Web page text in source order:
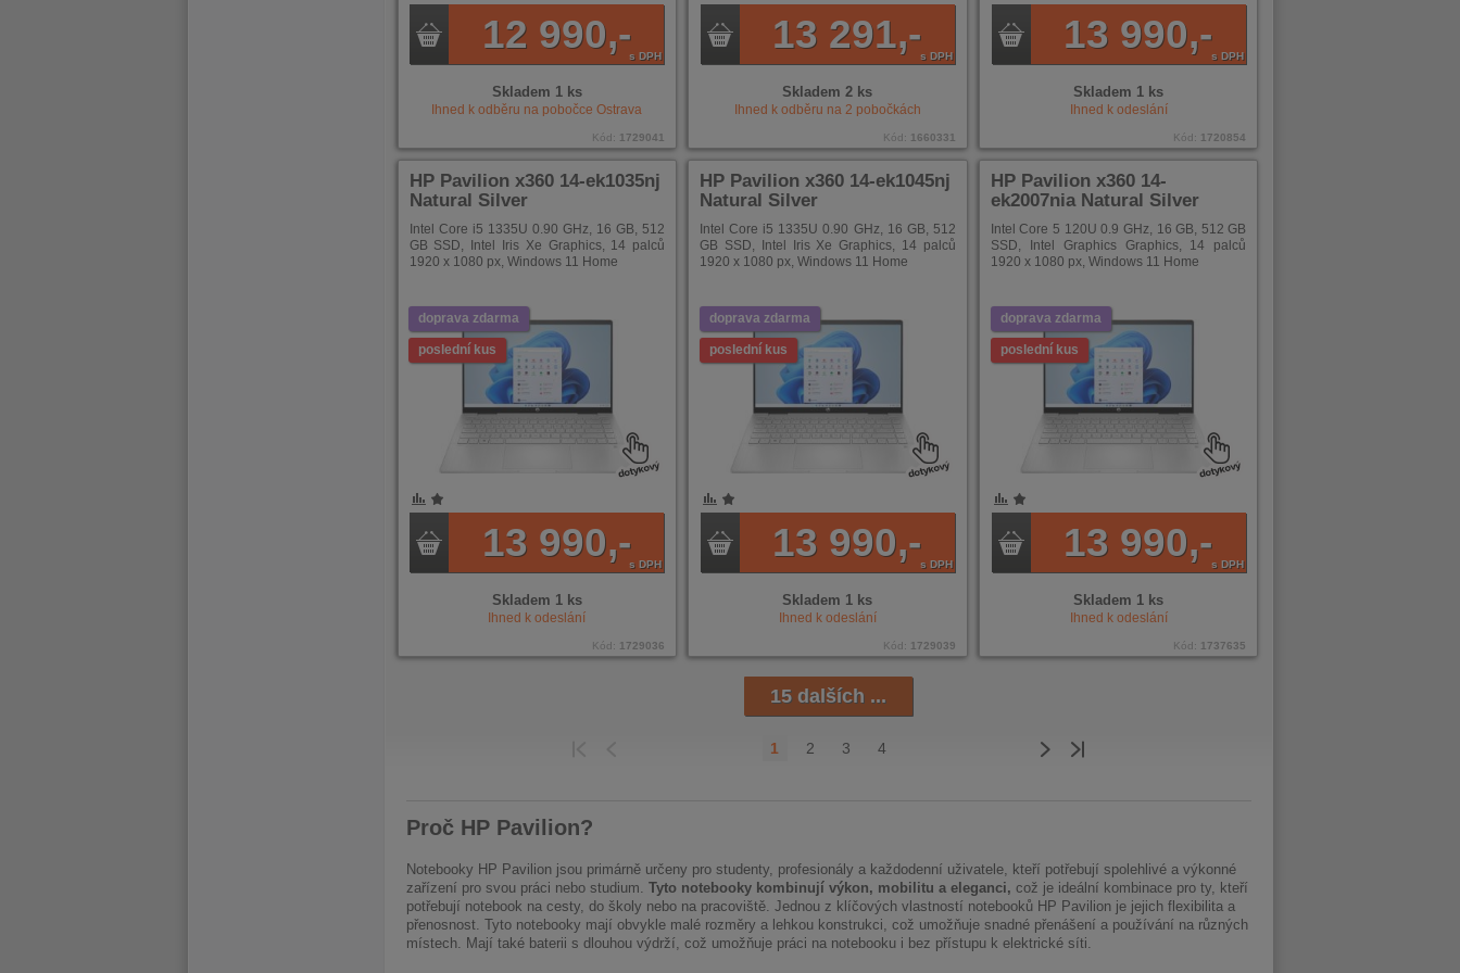
12 990,-s DPH
Skladem 1 ks
Ihned k odběru na pobočceOstrava
Kód: 1729041
13 291,-s DPH
Skladem 2 ks
Ihned k odběru na 2 pobočkách
Kód: 1660331
13 990,-s DPH
Skladem 1 ks
Ihned k odeslání
Kód: 1720854
HP Pavilion x360 14-ek1035nj
Natural Silver
Intel Core i5 1335U 0.90 GHz, 16 GB, 512
GB SSD, Intel Iris Xe Graphics, 14 palců
1920 x 1080 px, Windows 11 Home
doprava zdarma
poslední kus
13 990,-s DPH
Skladem 1 ks
Ihned k odeslání
Kód: 1729036
HP Pavilion x360 14-ek1045nj
Natural Silver
Intel Core i5 1335U 0.90 GHz, 16 GB, 512
GB SSD, Intel Iris Xe Graphics, 14 palců
1920 x 1080 px, Windows 11 Home
doprava zdarma
poslední kus
13 990,-s DPH
Skladem 1 ks
Ihned k odeslání
Kód: 1729039
HP Pavilion x360 14-
ek2007nia Natural Silver
Intel Core 5 120U 0.9 GHz, 16 GB, 512 GB
SSD, Intel Graphics Graphics, 14 palců
1920 x 1080 px, Windows 11 Home
doprava zdarma
poslední kus
POROVNÁNÍ
OBLÍBENÉ
13 990,-s DPH
Skladem 1 ks
Ihned k odeslání
Kód: 1737635
15 dalších ...
1 2 3 4
Proč HP Pavilion?
Notebooky HP Pavilion jsou primárně určeny pro studenty, profesionály a každodenní uživatele, kteří potřebují spolehlivé a výkonné
zařízení pro svou práci nebo studium. Tyto notebooky kombinují výkon, mobilitu a eleganci, což je ideální kombinace pro ty, kteří
potřebují notebook na cesty, do školy nebo na pracoviště. Jednou z klíčových vlastností notebooků HP Pavilion je jejich flexibilita a
přenosnost. Tyto notebooky mají obvykle malé rozměry a lehkou konstrukci, což umožňuje snadné přenášení a používání na různých
místech. Mají také baterii s dlouhou výdrží, což umožňuje práci na notebooku i bez přístupu k elektrické síti.